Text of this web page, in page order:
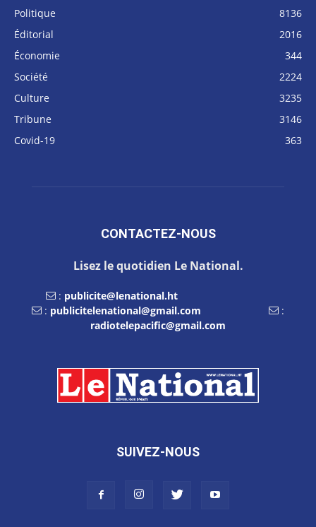
Politique
8136
Éditorial
2016
Économie
344
Société
2224
Culture
3235
Tribune
3146
Covid-19
363
CONTACTEZ-NOUS
Lisez le quotidien Le National.
: publicite@lenational.ht
: publicitelenational@gmail.com
:
radiotelepacific@gmail.com
SUIVEZ-NOUS